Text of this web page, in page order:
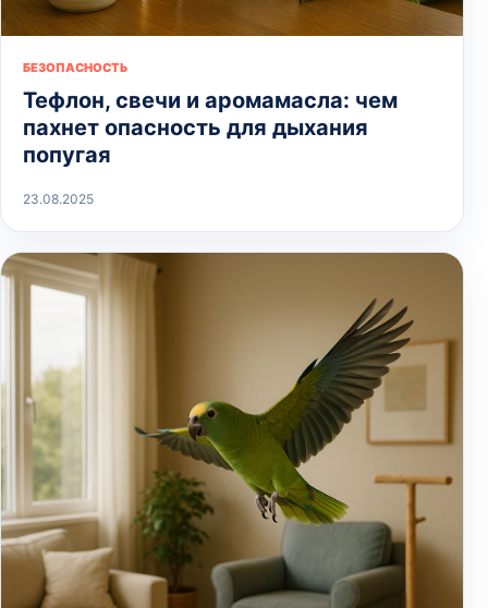
БЕЗОПАСНОСТЬ
Тефлон, свечи и аромамасла: чем
пахнет опасность для дыхания
попугая
23.08.2025